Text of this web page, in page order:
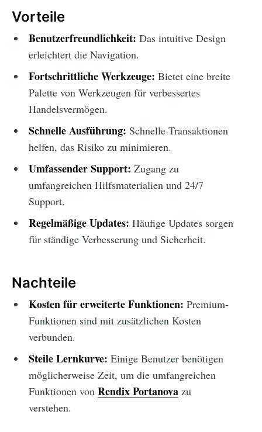
Vorteile
Benutzerfreundlichkeit: Das intuitive Design
erleichtert die Navigation.
Fortschrittliche Werkzeuge: Bietet eine breite
Palette von Werkzeugen für verbessertes
Handelsvermögen.
Schnelle Ausführung: Schnelle Transaktionen
helfen, das Risiko zu minimieren.
Umfassender Support: Zugang zu
umfangreichen Hilfsmaterialien und 24/7
Support.
Regelmäßige Updates: Häufige Updates sorgen
für ständige Verbesserung und Sicherheit.
Nachteile
Kosten für erweiterte Funktionen: Premium-
Funktionen sind mit zusätzlichen Kosten
verbunden.
Steile Lernkurve: Einige Benutzer benötigen
möglicherweise Zeit, um die umfangreichen
Funktionen von Rendix Portanovazu
verstehen.